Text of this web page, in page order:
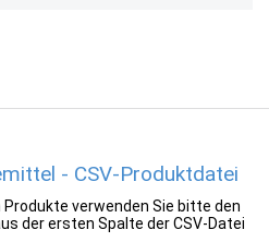
- CSV-Produktdatei
verwenden Sie bitte den
der ersten Spalte der CSV-Datei